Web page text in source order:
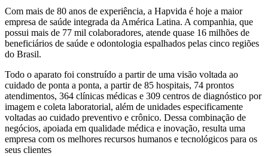
Com mais de 80 anos de experiência, a Hapvida é hoje a maior
empresa de saúde integrada da América Latina. A companhia, que
possui mais de 77 mil colaboradores, atende quase 16 milhões de
beneficiários de saúde e odontologia espalhados pelas cinco regiões
do Brasil.
Todo o aparato foi construído a partir de uma visão voltada ao
cuidado de ponta a ponta, a partir de 85 hospitais, 74 prontos
atendimentos, 364 clínicas médicas e 309 centros de diagnóstico por
imagem e coleta laboratorial, além de unidades especificamente
voltadas ao cuidado preventivo e crônico. Dessa combinação de
negócios, apoiada em qualidade médica e inovação, resulta uma
empresa com os melhores recursos humanos e tecnológicos para os
seus clientes